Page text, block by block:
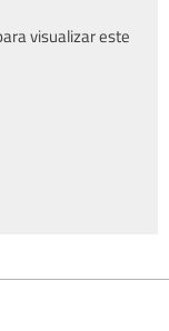
visualizar este